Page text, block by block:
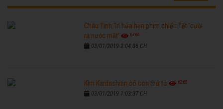
Châu Tinh Trì hứa hẹn phim chiếu Tết 'cười
ra nước mắt'
6765
03/01/2019 2:04:06 CH
Kim Kardashian có con thứ tư 6265
03/01/2019 1:03:37 CH